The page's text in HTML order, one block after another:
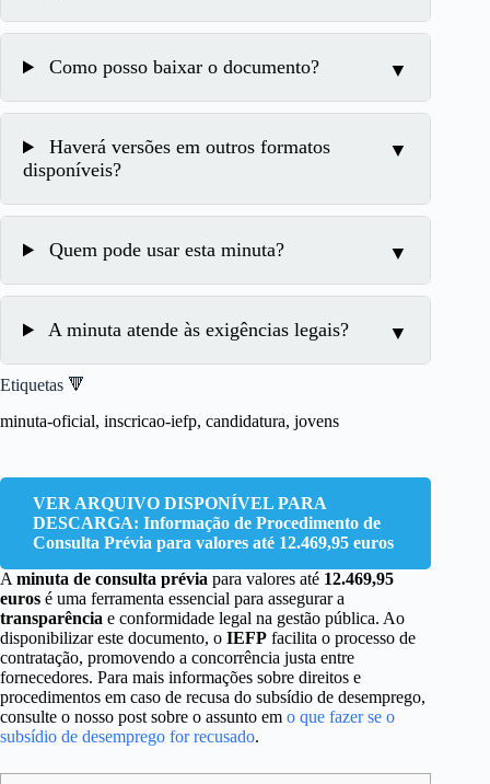
Como posso baixar o documento?
Haverá versões em outros formatos
disponíveis?
Quem pode usar esta minuta?
A minuta atende às exigências legais?
Etiquetas 🔻
minuta-oficial, inscricao-iefp, candidatura, jovens
VER ARQUIVO DISPONÍVEL PARA
DESCARGA: Informação de Procedimento de
Consulta Prévia para valores até 12.469,95 euros
A minuta de consulta prévia para valores até 12.469,95
euros é uma ferramenta essencial para assegurar a
transparência e conformidade legal na gestão pública. Ao
disponibilizar este documento, o IEFP facilita o processo de
contratação, promovendo a concorrência justa entre
fornecedores. Para mais informações sobre direitos e
procedimentos em caso de recusa do subsídio de desemprego,
consulte o nosso post sobre o assunto em o que fazer se o
subsídio de desemprego for recusado.